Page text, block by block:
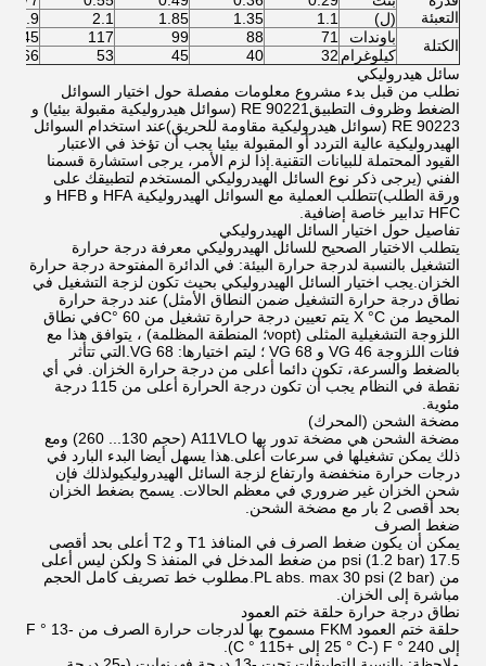
التعبئة
(ل)
1.1
1.35
1.85
2.1
2.9
الكتلة
باوندات 71
88
99
117
145
كيلوغرام 32
40
45
53
66
سائل هيدروليكي
نطلب من قبل بدء مشروع معلومات مفصلة حول اختيار السوائل
الضغط وظروف التطبيقRE 90221 (سوائل هيدروليكية مقبولة بيئيا) و
RE 90223 (سوائل هيدروليكية مقاومة للحريق)عند استخدام السوائل
الهيدروليكية عالية التردد أو المقبولة بيئيا يجب أن تؤخذ في الاعتبار
القيود المحتملة للبيانات التقنية.إذا لزم الأمر، يرجى استشارة قسمنا
الفني (يرجى ذكر نوع السائل الهيدروليكي المستخدم لتطبيقك على
ورقة الطلب)تتطلب العملية مع السوائل الهيدروليكية HFA و HFB و
HFC تدابير خاصة إضافية.
تفاصيل حول اختيار السائل الهيدروليكي
يتطلب الاختيار الصحيح للسائل الهيدروليكي معرفة درجة حرارة
التشغيل بالنسبة لدرجة حرارة البيئة: في الدائرة المفتوحة درجة حرارة
الخزان.يجب اختيار السائل الهيدروليكي بحيث تكون لزجة التشغيل في
نطاق درجة حرارة التشغيل ضمن النطاق الأمثل) عند درجة حرارة
المحيط من X °C يتم تعيين درجة حرارة تشغيل من 60 °Cفي نطاق
اللزوجة التشغيلية المثلى (νopt؛ المنطقة المظلمة) ، يتوافق هذا مع
فئات اللزوجة VG 46 و VG 68 ؛ ليتم اختيارها: VG 68.التي تتأثر
بالضغط والسرعة، تكون دائما أعلى من درجة حرارة الخزان. في أي
نقطة في النظام يجب أن تكون درجة الحرارة أعلى من 115 درجة
مئوية.
مضخة الشحن (المحرك)
مضخة الشحن هي مضخة تدور بها A11VLO (حجم 130... 260) ومع
ذلك يمكن تشغيلها في سرعات أعلى.هذا يسهل أيضا البدء البارد في
درجات حرارة منخفضة وارتفاع لزجة السائل الهيدروليكيولذلك فإن
شحن الخزان غير ضروري في معظم الحالات. يسمح بضغط الخزان
بحد أقصى 2 بار مع مضخة الشحن.
ضغط الصرف
يمكن أن يكون ضغط الصرف في المنافذ T1 و T2 أعلى بحد أقصى
17.5 psi (1.2 bar) من ضغط المدخل في المنفذ S ولكن ليس أعلى
من PL abs. max 30 psi (2 bar).مطلوب خط تصريف كامل الحجم
مباشرة إلى الخزان.
نطاق درجة حرارة حلقة ختم العمود
حلقة ختم العمود FKM مسموح بها لدرجات حرارة الصرف من -13 ° F
إلى 240 ° F (-25 ° C إلى +115 ° C).